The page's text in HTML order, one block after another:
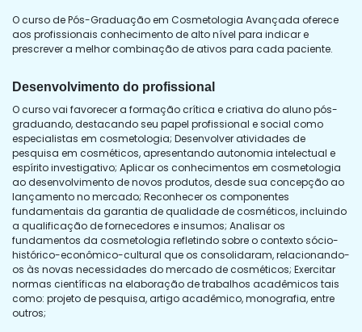
O curso de Pós-Graduação em Cosmetologia Avançada oferece
aos profissionais conhecimento de alto nível para indicar e
prescrever a melhor combinação de ativos para cada paciente.
Desenvolvimento do profissional
O curso vai favorecer a formação crítica e criativa do aluno pós-
graduando, destacando seu papel profissional e social como
especialistas em cosmetologia; Desenvolver atividades de
pesquisa em cosméticos, apresentando autonomia intelectual e
espírito investigativo; Aplicar os conhecimentos em cosmetologia
ao desenvolvimento de novos produtos, desde sua concepção ao
lançamento no mercado; Reconhecer os componentes
fundamentais da garantia de qualidade de cosméticos, incluindo
a qualificação de fornecedores e insumos; Analisar os
fundamentos da cosmetologia refletindo sobre o contexto sócio-
histórico-econômico-cultural que os consolidaram, relacionando-
os às novas necessidades do mercado de cosméticos; Exercitar
normas científicas na elaboração de trabalhos acadêmicos tais
como: projeto de pesquisa, artigo acadêmico, monografia, entre
outros;